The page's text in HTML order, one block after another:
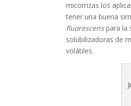
micorrizas los
tener una buena
fluorescenspara la
solubilizadoras de
volátiles.